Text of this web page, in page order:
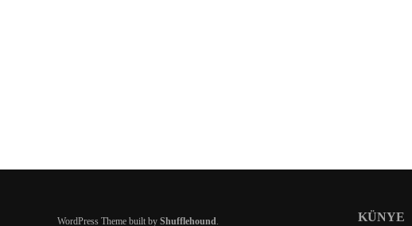
WordPress Theme built by Shufflehound. KÜNYE